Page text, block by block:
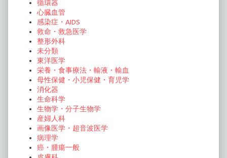
循環器
心臓血管
感染症・AIDS
救命・救急医学
整形外科
未分類
東洋医学
栄養・食事療法・輸液・輸血
母性保健・小児保健・育児学
消化器
生命科学
生物学・分子生物学
産婦人科
画像医学・超音波医学
病理学
癌・腫瘍一般